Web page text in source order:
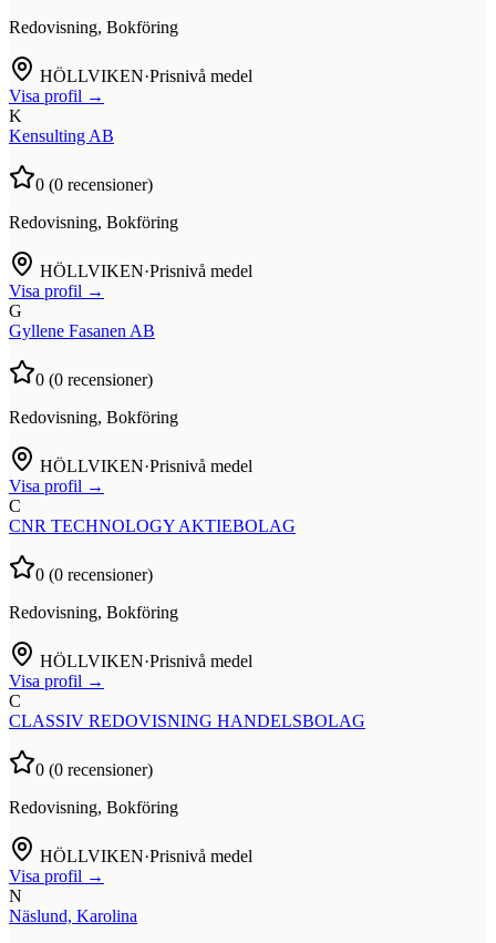
Redovisning, Bokföring
HÖLLVIKEN·Prisnivå medel
Visa profil →
K
Kensulting AB
0 (0 recensioner)
Redovisning, Bokföring
HÖLLVIKEN·Prisnivå medel
Visa profil →
G
Gyllene Fasanen AB
0 (0 recensioner)
Redovisning, Bokföring
HÖLLVIKEN·Prisnivå medel
Visa profil →
C
CNR TECHNOLOGY AKTIEBOLAG
0 (0 recensioner)
Redovisning, Bokföring
HÖLLVIKEN·Prisnivå medel
Visa profil →
C
CLASSIV REDOVISNING HANDELSBOLAG
0 (0 recensioner)
Redovisning, Bokföring
HÖLLVIKEN·Prisnivå medel
Visa profil →
N
Näslund, Karolina